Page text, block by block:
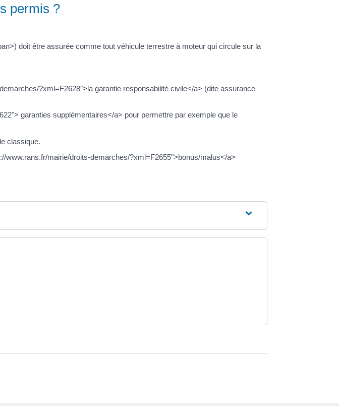
permis ?
doit être assurée comme tout véhicule terrestre à moteur qui circule sur la
?xml=F2628">la garantie responsabilité civile</a> (dite assurance
garanties supplémentaires</a> pour permettre par exemple que le
classique.
www.rans.fr/mairie/droits-demarches/?xml=F2655">bonus/malus</a>